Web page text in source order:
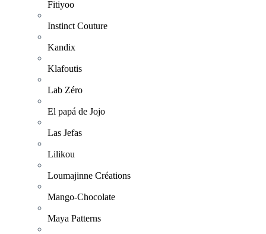
Fitiyoo
Instinct Couture
Kandix
Klafoutis
Lab Zéro
El papá de Jojo
Las Jefas
Lilikou
Loumajinne Créations
Mango-Chocolate
Maya Patterns